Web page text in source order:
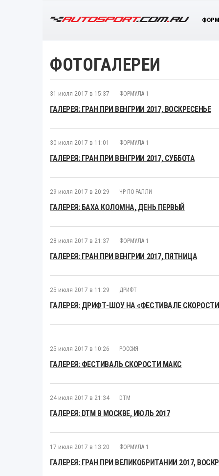
ФОТОГАЛЕРЕИ
31 июля 2017 в 15:37 ФОРМУЛА 1
ГАЛЕРЕЯ: ГРАН ПРИ ВЕНГРИИ 2017, ВОСКРЕСЕНЬЕ
30 июля 2017 в 11:01 ФОРМУЛА 1
ГАЛЕРЕЯ: ГРАН ПРИ ВЕНГРИИ 2017, СУББОТА
29 июля 2017 в 20:29 ЧР ПО РАЛЛИ
ГАЛЕРЕЯ: БАХА КОЛОМНА, ДЕНЬ ПЕРВЫЙ
28 июля 2017 в 21:37 ФОРМУЛА 1
ГАЛЕРЕЯ: ГРАН ПРИ ВЕНГРИИ 2017, ПЯТНИЦА
25 июля 2017 в 11:29 ДРИФТ
ГАЛЕРЕЯ: ДРИФТ-ШОУ НА «ФЕСТИВАЛЕ
25 июля 2017 в 10:26 РОССИЯ
ГАЛЕРЕЯ: ФЕСТИВАЛЬ СКОРОСТИ МАКС
24 июля 2017 в 21:34 DTM
ГАЛЕРЕЯ: DTM В МОСКВЕ, ИЮЛЬ 2017
17 июля 2017 в 13:20 ФОРМУЛА 1
ГАЛЕРЕЯ: ГРАН ПРИ ВЕЛИКОБРИТАНИИ 2017,